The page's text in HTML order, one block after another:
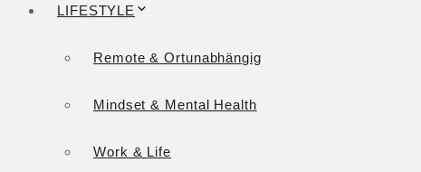
LIFESTYLE
Remote & Ortunabhängig
Mindset & Mental Health
Work & Life